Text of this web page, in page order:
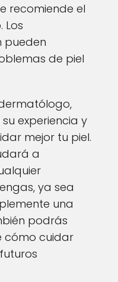
recomiende el
pueden
de piel
experiencia y
mejor tu piel.
a
ya sea
una
podrás
cómo cuidar